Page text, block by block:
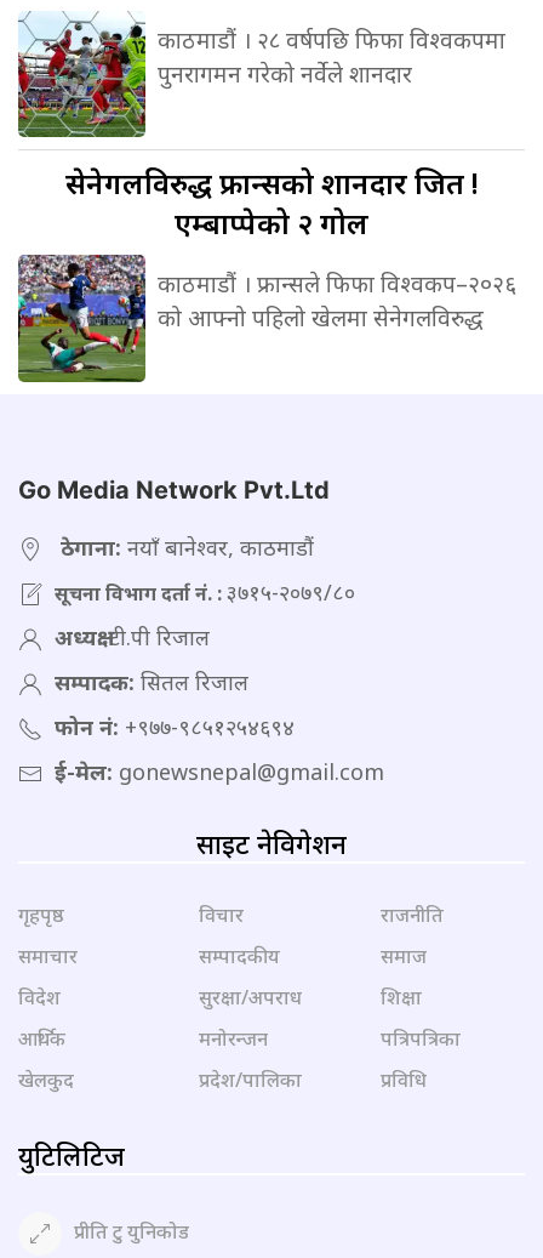
काठमाडौं । २८ वर्षपछि फिफा विश्वकपमा
पुनरागमन गरेको नर्वेले शानदार
सेनेगलविरुद्धफ्रान्सको शानदार जित !
एम्बाप्पेको २ गोल
काठमाडौं । फ्रान्सले फिफा विश्वकप–२०२६
को आफ्नो पहिलो खेलमा सेनेगलविरुद्ध
Go Media Network Pvt.Ltd
ठेगाना: नयाँ बानेश्वर, काठमाडौं
सूचना विभाग दर्ता नं. :३७१५-२०७९/८०
अध्यक्ष:टी.पी रिजाल
सम्पादक: सितल रिजाल
फोन नं: +९७७-९८५१२५४६९४
ई-मेल: gonewsnepal@gmail.com
साइट नेविगेशन
गृहपृष्ठ
समाचार
विदेश
आर्थिक
खेलकुद
विचार
सम्पादकीय
सुरक्षा/अपराध
मनोरन्जन
प्रदेश/पालिका
राजनीति
समाज
शिक्षा
पत्रिपत्रिका
प्रविधि
युटिलिटिज
प्रीति टु युनिकोड